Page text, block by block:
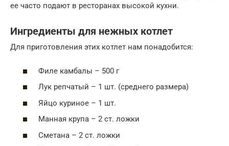
ее часто подают в ресторанах высокой кухни.
Ингредиенты для нежных котлет
Для приготовления этих котлет нам понадобится:
Филе камбалы – 500 г
Лук репчатый – 1 шт. (среднего размера)
Яйцо куриное – 1 шт.
Манная крупа – 2 ст. ложки
Сметана – 2 ст. ложки